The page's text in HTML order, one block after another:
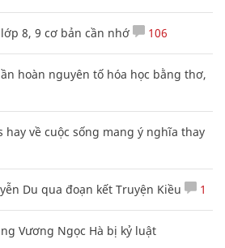
8, 9 cơ bản cần nhớ 106
hoàn nguyên tố hóa học bằng thơ,
về cuộc sống mang ý nghĩa thay
Du qua đoạn kết Truyện Kiều 1
Vương Ngọc Hà bị kỷ luật